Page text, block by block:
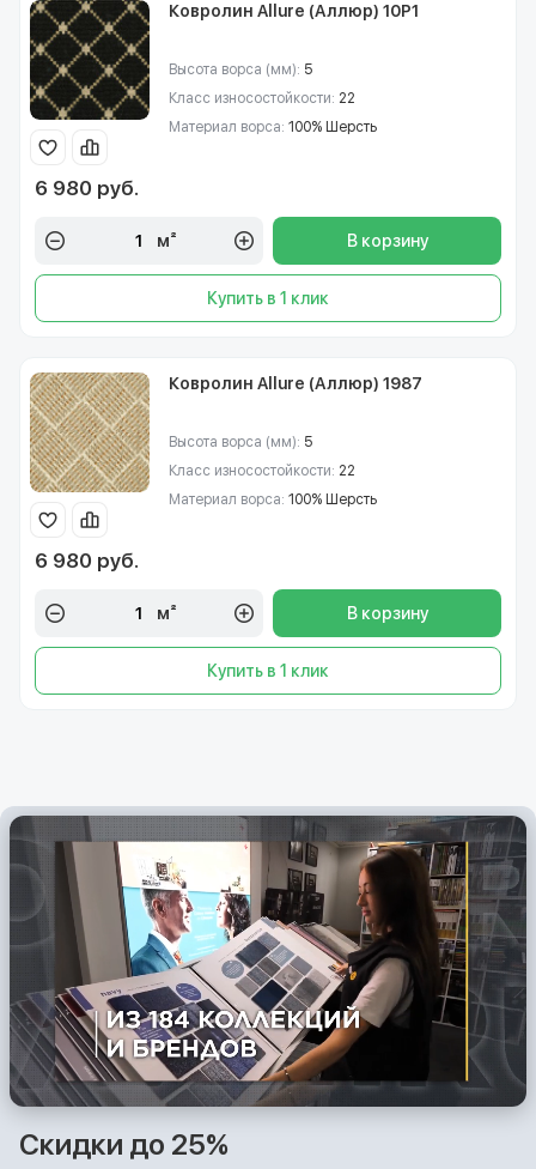
Ковролин Allure (Аллюр) 10P1
Высота ворса (мм): 5
Класс износостойкости: 22
Материал ворса: 100% Шерсть
6 980 руб.
м² В корзину
Купить в 1 клик
Ковролин Allure (Аллюр) 1987
Высота ворса (мм): 5
Класс износостойкости: 22
Материал ворса: 100% Шерсть
6 980 руб.
м² В корзину
Купить в 1 клик
Скидки до 25%